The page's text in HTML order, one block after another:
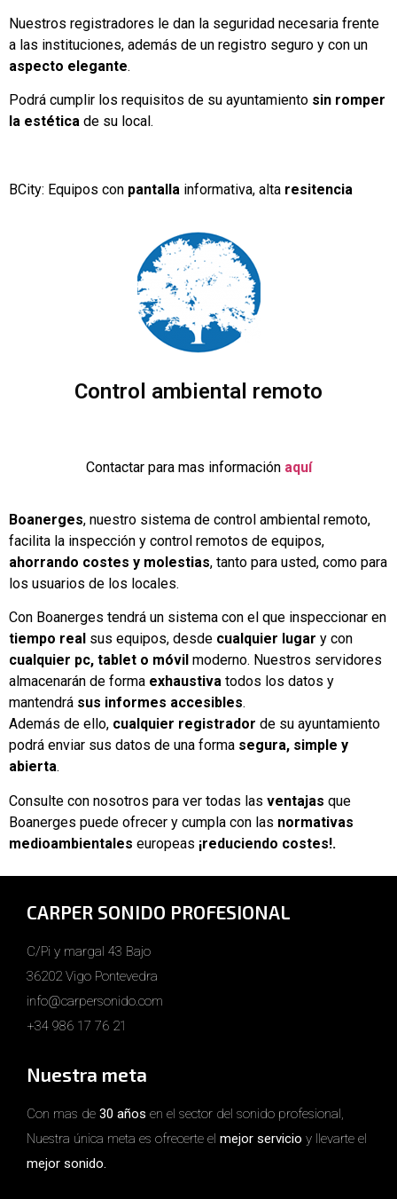
Nuestros registradores le dan la seguridad necesaria frente
a las instituciones, además de un registro seguro y con un
aspecto elegante.
Podrá cumplir los requisitos de su ayuntamiento sin romper
la estética de su local.
BCity: Equipos con pantalla informativa, alta resitencia
Control ambiental remoto
Contactar para mas información aquí
Boanerges, nuestro sistema de control ambiental remoto,
facilita la inspección y control remotos de equipos,
ahorrando costes y molestias, tanto para usted, como para
los usuarios de los locales.
Con Boanerges tendrá un sistema con el que inspeccionar en
tiempo real sus equipos, desde cualquier lugar y con
cualquier pc, tablet o móvil moderno. Nuestros servidores
almacenarán de forma exhaustiva todos los datos y
mantendrá sus informes accesibles.
Además de ello, cualquier registrador de su ayuntamiento
podrá enviar sus datos de una forma segura, simple y
abierta.
Consulte con nosotros para ver todas las ventajas que
Boanerges puede ofrecer y cumpla con las normativas
medioambientales europeas ¡reduciendo costes!.
CARPER SONIDO PROFESIONAL
C/Pi y margal 43 Bajo
36202 Vigo Pontevedra
info@carpersonido.com
+34 986 17 76 21
Nuestra meta
Con mas de 30 años en el sector del sonido profesional,
Nuestra única meta es ofrecerte el mejor servicio y llevarte el
mejor sonido.